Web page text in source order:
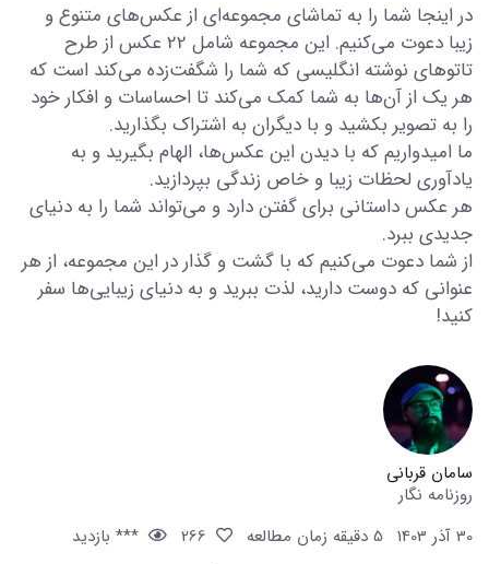
در اینجا شما را به تماشای مجموعه‌ای از عکس‌های متنوع و
زیبا دعوت می‌کنیم. این مجموعه شامل 22 عکس از طرح
تاتوهای نوشته انگلیسی که شما را شگفت‌زده می‌کند است که
هر یک از آن‌ها به شما کمک می‌کند تا احساسات و افکار خود
را به تصویر بکشید و با دیگران به اشتراک بگذارید.
ما امیدواریم که با دیدن این عکس‌ها، الهام بگیرید و به
یادآوری لحظات زیبا و خاص زندگی بپردازید.
هر عکس داستانی برای گفتن دارد و می‌تواند شما را به دنیای
جدیدی ببرد.
از شما دعوت می‌کنیم که با گشت و گذار در این مجموعه، از هر
عنوانی که دوست دارید، لذت ببرید و به دنیای زیبایی‌ها سفر
کنید!
سامان قربانی
روزنامه نگار
30 آذر 1403
5 دقیقه زمان مطالعه
*** بازدید